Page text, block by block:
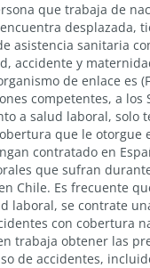
que trabaja de
desplazada,
asistencia sanitaria
accidente y
de enlace es
competentes, a los
a salud laboral, solo
que le otorgue
contratado en
que sufran
Chile. Es frecuente
laboral, se contrate
con cobertura
trabaja obtener las
de accidentes,